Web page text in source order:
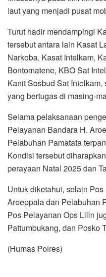
laut yang menjadi pusat
Turut hadir mendampingi
tersebut antara lain Kasat
Narkoba, Kasat Intelkam,
Bontomatene, KBO Sat
Kanit Sosbud Sat
yang bertugas di masing-
Selama pelaksanaan
Pelayanan Bandara H.
Pelabuhan Pamatata
Kondisi tersebut
perayaan Natal 2025 dan
Untuk diketahui, selain
Aroeppala dan Pelabuhan
Pos Pelayanan Ops Lilin
Pattumbukang, dan Posko
(Humas Polres)